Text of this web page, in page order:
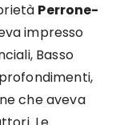
Perrone-
impresso
Basso
che aveva